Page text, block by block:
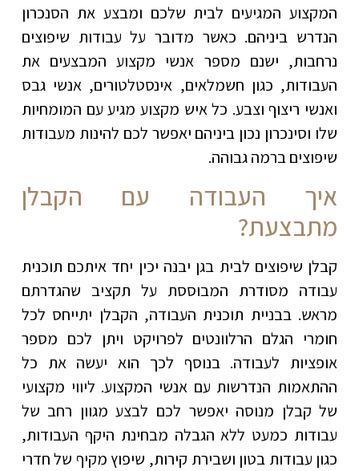
המקצוע המגיעים לבית שלכם ומבצע את הסנכרון
הנדרש ביניהם. כאשר מדובר על עבודות שיפוצים
נרחבות, ישנם מספר אנשי מקצוע המבצעים את
העבודות, כגון חשמלאים, אינסטלטורים, אנשי גבס
ואנשי ריצוף וצבע. כל איש מקצוע מגיע עם המומחיות
שלו וסינכרון נכון ביניהם יאפשר לכם להינות מעבודות
שיפוצים ברמה גבוהה.
איך העבודה עם הקבלן
מתבצעת?
קבלן שיפוצים לבית בגן יבנה יכין יחד איתכם תוכנית
עבודה מסודרת המבוססת על תקציב שהגדרתם
מראש. בבניית תוכנית העבודה, הקבלן יתייחס לכל
חומרי הגלם הרלוונטים לפרויקט ויתן לכם מספר
אופציות לעבודה. בנוסף לכך הוא יעשה את כל
ההתאמות הנדרשות עם אנשי המקצוע. ליווי מקצועי
של קבלן מנוסה יאפשר לכם לבצע מגוון רחב של
עבודות כמעט ללא הגבלה מבחינת היקף העבודות,
כגון עבודות בטון ושבירת קירות, שיפוץ מקיף של חדרי